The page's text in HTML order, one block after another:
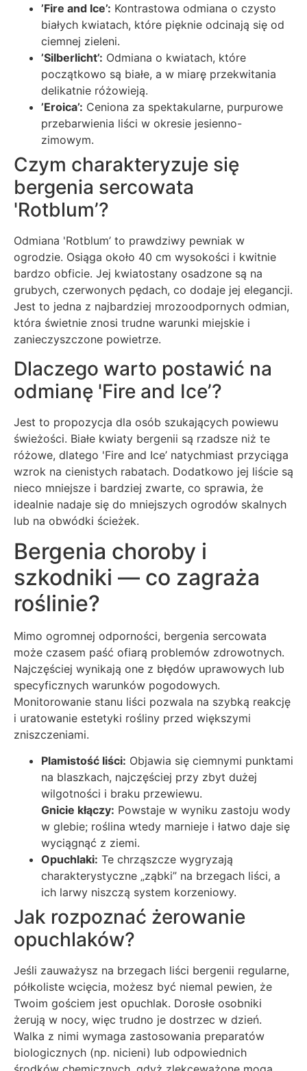
’Fire and Ice’: Kontrastowa odmiana o czysto
białych kwiatach, które pięknie odcinają się od
ciemnej zieleni.
’Silberlicht’: Odmiana o kwiatach, które
początkowo są białe, a w miarę przekwitania
delikatnie różowieją.
’Eroica’: Ceniona za spektakularne, purpurowe
przebarwienia liści w okresie jesienno-
zimowym.
Czym charakteryzuje się
bergenia sercowata
'Rotblum’?
Odmiana 'Rotblum’ to prawdziwy pewniak w
ogrodzie. Osiąga około 40 cm wysokości i kwitnie
bardzo obficie. Jej kwiatostany osadzone są na
grubych, czerwonych pędach, co dodaje jej elegancji.
Jest to jedna z najbardziej mrozoodpornych odmian,
która świetnie znosi trudne warunki miejskie i
zanieczyszczone powietrze.
Dlaczego warto postawić na
odmianę 'Fire and Ice’?
Jest to propozycja dla osób szukających powiewu
świeżości. Białe kwiaty bergenii są rzadsze niż te
różowe, dlatego 'Fire and Ice’ natychmiast przyciąga
wzrok na cienistych rabatach. Dodatkowo jej liście są
nieco mniejsze i bardziej zwarte, co sprawia, że
idealnie nadaje się do mniejszych ogrodów skalnych
lub na obwódki ścieżek.
Bergenia choroby i
szkodniki — co zagraża
roślinie?
Mimo ogromnej odporności, bergenia sercowata
może czasem paść ofiarą problemów zdrowotnych.
Najczęściej wynikają one z błędów uprawowych lub
specyficznych warunków pogodowych.
Monitorowanie stanu liści pozwala na szybką reakcję
i uratowanie estetyki rośliny przed większymi
zniszczeniami.
Plamistość liści: Objawia się ciemnymi punktami
na blaszkach, najczęściej przy zbyt dużej
wilgotności i braku przewiewu.
Gnicie kłączy: Powstaje w wyniku zastoju wody
w glebie; roślina wtedy marnieje i łatwo daje się
wyciągnąć z ziemi.
Opuchlaki: Te chrząszcze wygryzają
charakterystyczne „ząbki” na brzegach liści, a
ich larwy niszczą system korzeniowy.
Jak rozpoznać żerowanie
opuchlaków?
Jeśli zauważysz na brzegach liści bergenii regularne,
półkoliste wcięcia, możesz być niemal pewien, że
Twoim gościem jest opuchlak. Dorosłe osobniki
żerują w nocy, więc trudno je dostrzec w dzień.
Walka z nimi wymaga zastosowania preparatów
biologicznych (np. nicieni) lub odpowiednich